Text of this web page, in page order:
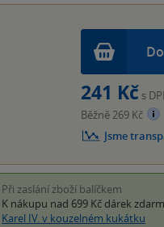
241 Kč s
Běžně 269 Kč
Jsme
Při zaslání zboží balíčkem
K nákupu nad 699 Kč dárek
Karel IV. v kouzelném kukátku